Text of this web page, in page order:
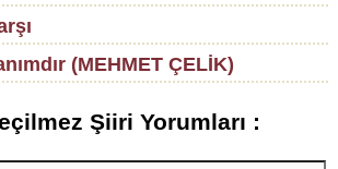
(MEHMET ÇELİK)
Şiiri Yorumları :